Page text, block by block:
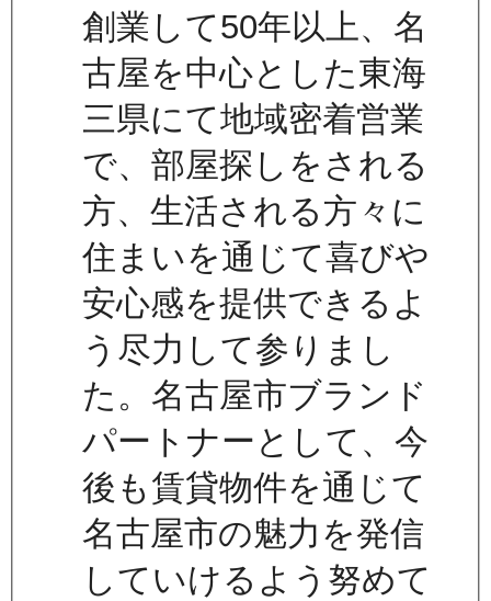
創業して50年以上、名
古屋を中心とした東海
三県にて地域密着営業
で、部屋探しをされる
方、生活される方々に
住まいを通じて喜びや
安心感を提供できるよ
う尽力して参りまし
た。名古屋市ブランド
パートナーとして、今
後も賃貸物件を通じて
名古屋市の魅力を発信
していけるよう努めて